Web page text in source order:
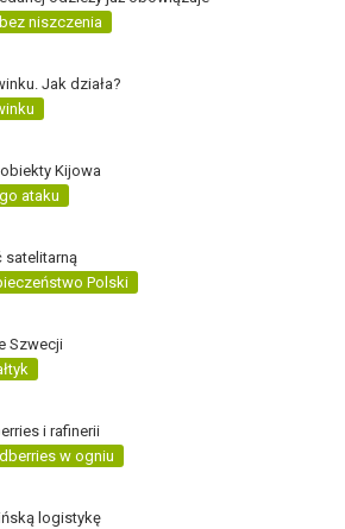
niszczenia
Jak działa?
Kijowa
ataku
satelitarną
Polski
Szwecji
i rafinerii
w ogniu
logistykę